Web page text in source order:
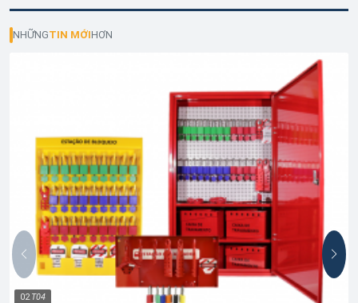
NHỮNGTIN MỚIHƠN
02 T04